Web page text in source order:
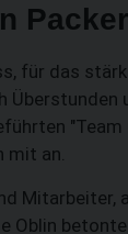
für das
mit an.
Mitarbeiter,
Oblin